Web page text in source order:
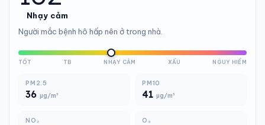
Nhạy cảm
Người mắc bệnh hô hấp nên ở trong nhà.
TỐT TB NHẠY CẢM XẤU NGUY HIỂM
PM2.5
36 µg/m³
PM10
41 µg/m³
NO₂ O₃